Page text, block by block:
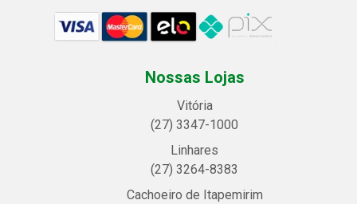
Nossas Lojas
Vitória
(27) 3347-1000
Linhares
(27) 3264-8383
Cachoeiro de Itapemirim